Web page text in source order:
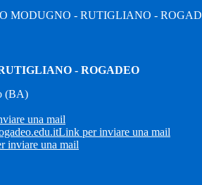
MODUGNO - RUTIGLIANO -
- ROGADEO
(BA)
una mail
Link per inviare una mail
inviare una mail